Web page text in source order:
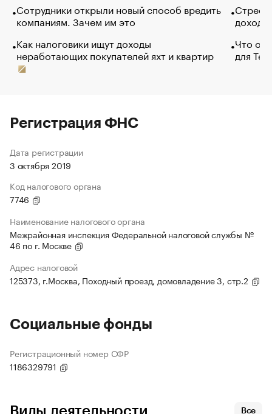
Сотрудники открыли новый способ вредить
компаниям. Зачем им это
Как налоговики ищут доходы
неработающих покупателей яхт и квартир
Что
для
Регистрация ФНС
Дата регистрации
3 октября 2019
Код налогового органа
7746
Наименование налогового органа
Межрайонная инспекция Федеральной налоговой службы №
46 по г. Москве
Адрес налоговой
125373, г.Москва, Походный проезд, домовладение 3, стр.2
Социальные фонды
Регистрационный номер СФР
1186329791
Все